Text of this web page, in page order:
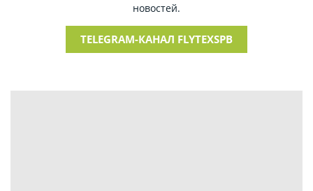
новостей.
TELEGRAM-КАНАЛ FLYTEXSPB